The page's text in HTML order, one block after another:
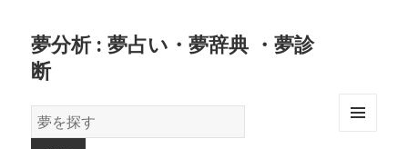
夢分析 : 夢占い・夢辞典 ・夢診
断
夢
の